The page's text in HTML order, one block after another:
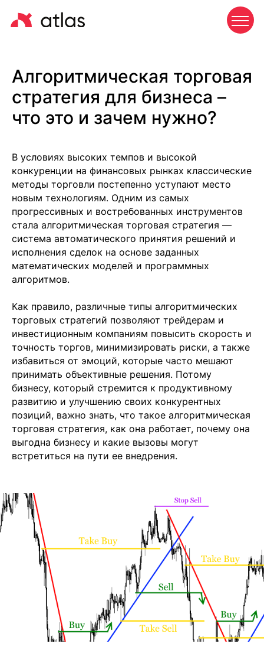
Алгоритмическая торговая
стратегия для бизнеса –
что это и зачем нужно?
В условиях высоких темпов и высокой
конкуренции на финансовых рынках классические
методы торговли постепенно уступают место
новым технологиям. Одним из самых
прогрессивных и востребованных инструментов
стала алгоритмическая торговая стратегия —
система автоматического принятия решений и
исполнения сделок на основе заданных
математических моделей и программных
алгоритмов.
Как правило, различные типы алгоритмических
торговых стратегий позволяют трейдерам и
инвестиционным компаниям повысить скорость и
точность торгов, минимизировать риски, а также
избавиться от эмоций, которые часто мешают
принимать объективные решения. Потому
бизнесу, который стремится к продуктивному
развитию и улучшению своих конкурентных
позиций, важно знать, что такое алгоритмическая
торговая стратегия, как она работает, почему она
выгодна бизнесу и какие вызовы могут
встретиться на пути ее внедрения.